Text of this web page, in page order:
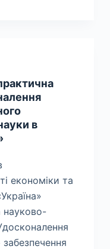
в
економіки та
науково-